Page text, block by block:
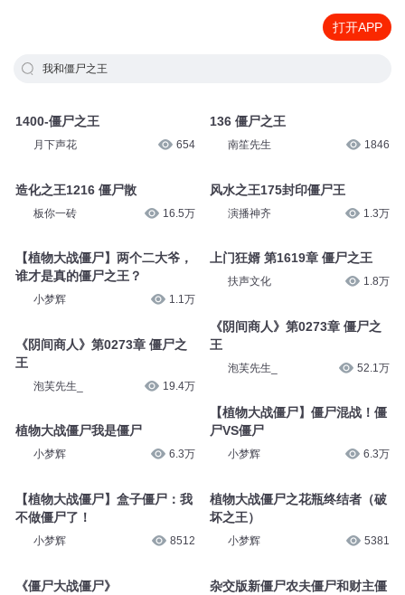
打开APP
我和僵尸之王
1400-僵尸之王
月下声花 654
造化之王1216 僵尸散
板你一砖 16.5万
【植物大战僵尸】两个二大爷，
谁才是真的僵尸之王？
小梦辉 1.1万
《阴间商人》第0273章 僵尸之
王
泡芙先生_ 19.4万
植物大战僵尸我是僵尸
小梦辉 6.3万
【植物大战僵尸】盒子僵尸：我
不做僵尸了！
小梦辉 8512
《僵尸大战僵尸》
136 僵尸之王
南笙先生 1846
风水之王175封印僵尸王
演播神齐 1.3万
上门狂婿 第1619章 僵尸之王
扶声文化 1.8万
《阴间商人》第0273章 僵尸之
王
泡芙先生_ 52.1万
【植物大战僵尸】僵尸混战！僵
尸VS僵尸
小梦辉 6.3万
植物大战僵尸之花瓶终结者（破
坏之王）
小梦辉 5381
杂交版新僵尸农夫僵尸和财主僵